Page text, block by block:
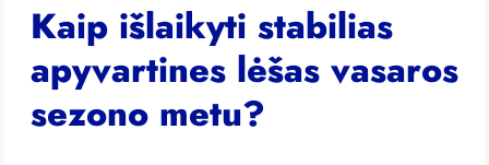
Kaip išlaikyti stabilias
apyvartines lėšas vasaros
sezono metu?